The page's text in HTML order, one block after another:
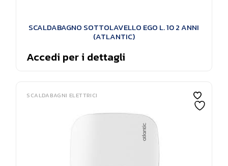
SCALDABAGNO SOTTOLAVELLO EGO L. 10 2 ANNI
(ATLANTIC)
Accedi per i dettagli
SCALDABAGNI ELETTRICI